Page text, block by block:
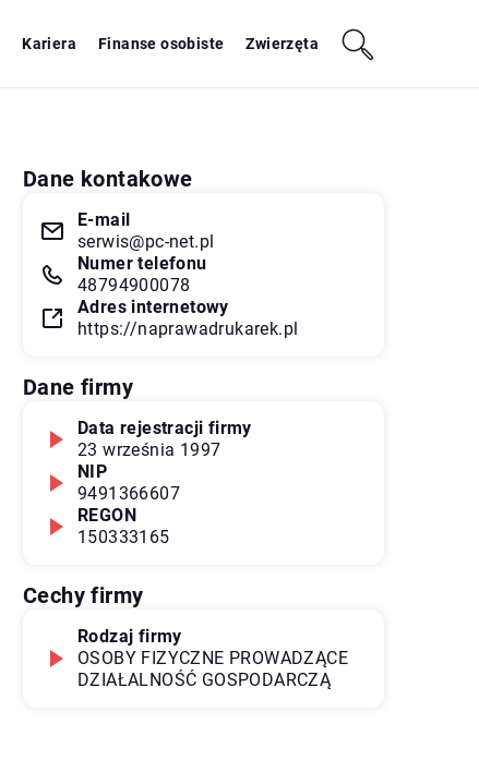
Kariera Finanse osobiste Zwierzęta
Dane kontakowe
E-mail
serwis@pc-net.pl
Numer telefonu
48794900078
Adres internetowy
https://naprawadrukarek.pl
Dane firmy
Data rejestracji firmy
23 września 1997
NIP
9491366607
REGON
150333165
Cechy firmy
Rodzaj firmy
OSOBY FIZYCZNE PROWADZĄCE
DZIAŁALNOŚĆ GOSPODARCZĄ